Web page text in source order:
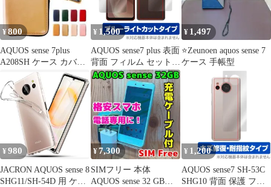
¥800
AQUOS sense 7plus
A208SH ケース カバー
手帳 財布付
¥ 1,500
AQUOS sense7 plus 表面
背面 フィルム セット
OverLay Eye Protector
for アクオス センスセ
ブン プラス 目に優しい
ブルーライトカット
¥ 1,497
⭐️Zeunoen aquos sense 7
ケース 手帳型
¥ 980
JACRON AQUOS sense 8
SHG11/SH-54D 用 ケー
¥7,300
SIMフリー 本体
AQUOS sense 32 GB
¥ 1,200
AQUOS sense7 SH-53C
SHG10 背面 保護 フィ